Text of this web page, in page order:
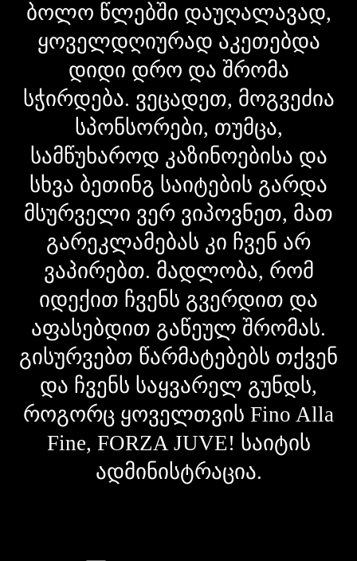
ბოლო წლებში დაუღალავად,
ყოველდღიურად აკეთებდა
დიდი დრო და შრომა
სჭირდება. ვეცადეთ, მოგვეძია
სპონსორები, თუმცა,
სამწუხაროდ კაზინოებისა და
სხვა ბეთინგ საიტების გარდა
მსურველი ვერ ვიპოვნეთ, მათ
გარეკლამებას კი ჩვენ არ
ვაპირებთ. მადლობა, რომ
იდექით ჩვენს გვერდით და
აფასებდით გაწეულ შრომას.
გისურვებთ წარმატებებს თქვენ
და ჩვენს საყვარელ გუნდს,
როგორც ყოველთვის Fino Alla
Fine, FORZA JUVE! საიტის
ადმინისტრაცია.